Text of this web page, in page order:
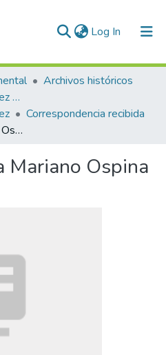
Log In (current)
Archivos históricos
Mariano Ospina Rodríguez (1826 -1912)
Correspondencia recibida
Carta enviada a Mariano Ospina Rodríguez
Mariano Ospina